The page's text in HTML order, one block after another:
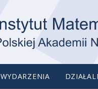
WYDARZENIA